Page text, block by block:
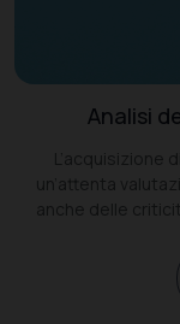
Analisi
L’acquisizione
un’attenta
anche delle